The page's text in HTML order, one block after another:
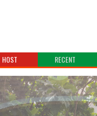
HOST RECENT